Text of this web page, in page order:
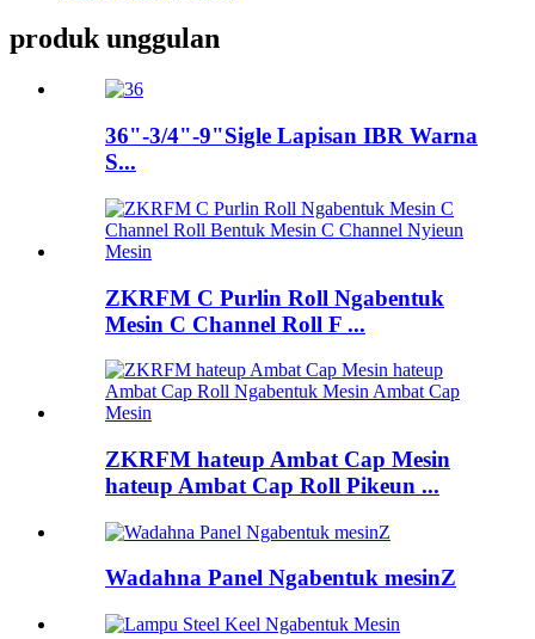
produk unggulan
36"-3/4"-9"Sigle Lapisan IBR Warna
S...
ZKRFM C Purlin Roll Ngabentuk
Mesin C Channel Roll F ...
ZKRFM hateup Ambat Cap Mesin
hateup Ambat Cap Roll Pikeun ...
Wadahna Panel Ngabentuk mesinZ